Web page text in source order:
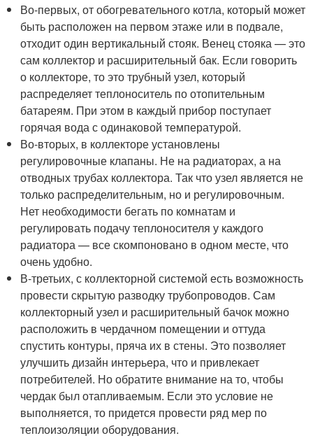
Во-первых, от обогревательного котла, который может
быть расположен на первом этаже или в подвале,
отходит один вертикальный стояк. Венец стояка — это
сам коллектор и расширительный бак. Если говорить
о коллекторе, то это трубный узел, который
распределяет теплоноситель по отопительным
батареям. При этом в каждый прибор поступает
горячая вода с одинаковой температурой.
Во-вторых, в коллекторе установлены
регулировочные клапаны. Не на радиаторах, а на
отводных трубах коллектора. Так что узел является не
только распределительным, но и регулировочным.
Нет необходимости бегать по комнатам и
регулировать подачу теплоносителя у каждого
радиатора — все скомпоновано в одном месте, что
очень удобно.
В-третьих, с коллекторной системой есть возможность
провести скрытую разводку трубопроводов. Сам
коллекторный узел и расширительный бачок можно
расположить в чердачном помещении и оттуда
спустить контуры, пряча их в стены. Это позволяет
улучшить дизайн интерьера, что и привлекает
потребителей. Но обратите внимание на то, чтобы
чердак был отапливаемым. Если это условие не
выполняется, то придется провести ряд мер по
теплоизоляции оборудования.